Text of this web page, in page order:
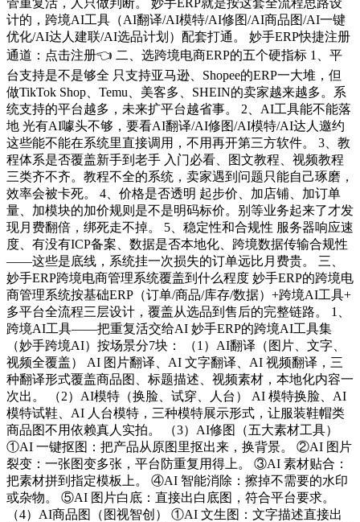
管重复活，人只做判断。 妙手ERP就是按这套全流程思路设
计的，跨境AI工具（AI翻译/AI模特/AI修图/AI商品图/AI一键
优化/AI达人建联/AI选品计划）配套打通。 妙手ERP快捷注册
通道：点击注册👈 二、选跨境电商ERP的五个硬指标 1、平
台支持是不是够全 只支持亚马逊、Shopee的ERP一大堆，但
做TikTok Shop、Temu、美客多、SHEIN的卖家越来越多。系
统支持的平台越多，未来扩平台越省事。 2、AI工具能不能落
地 光有AI噱头不够，要看AI翻译/AI修图/AI模特/AI达人邀约
这些能不能在系统里直接调用，不用再开第三方软件。 3、教
程体系是否覆盖新手到老手 入门必看、图文教程、视频教程
三类齐不齐。教程不全的系统，卖家遇到问题只能自己琢磨，
效率会被卡死。 4、价格是否透明 起步价、加店铺、加订单
量、加模块的加价规则是不是明码标价。别等业务起来了才发
现月费翻倍，绑死走不掉。 5、稳定性和合规性 服务器响应速
度、有没有ICP备案、数据是否本地化、跨境数据传输合规性
——这些是底线，系统挂一次损失的订单远比月费贵。 三、
妙手ERP跨境电商管理系统覆盖到什么程度 妙手ERP的跨境电
商管理系统按基础ERP（订单/商品/库存/数据）+跨境AI工具+
多平台全流程三层设计，覆盖从选品到售后的完整链路。 1、
跨境AI工具——把重复活交给AI 妙手ERP的跨境AI工具集
（妙手跨境AI）按场景分7块： （1）AI翻译（图片、文字、
视频全覆盖） AI 图片翻译、AI 文字翻译、AI 视频翻译，三
种翻译形式覆盖商品图、标题描述、视频素材，本地化内容一
次出。 （2）AI模特（换脸、试穿、人台） AI 模特换脸、AI
模特试鞋、AI 人台模特，三种模特展示形式，让服装鞋帽类
商品图不用依赖真人实拍。 （3）AI修图（五大素材工具）
①AI 一键抠图：把产品从原图里抠出来，换背景。 ②AI 图片
裂变：一张图变多张，平台防重复用得上。 ③AI 素材贴合：
把素材拼到指定模板上。 ④AI 智能消除：擦掉不需要的水印
或杂物。 ⑤AI 图片白底：直接出白底图，符合平台要求。
（4）AI商品图（图视智创） ①AI 文生图：文字描述直接出